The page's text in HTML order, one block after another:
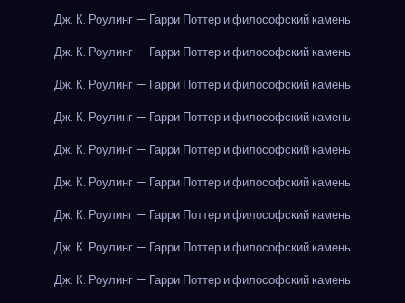
Дж. К. Роулинг — Гарри Поттер и философский камень
Дж. К. Роулинг — Гарри Поттер и философский камень
Дж. К. Роулинг — Гарри Поттер и философский камень
Дж. К. Роулинг — Гарри Поттер и философский камень
Дж. К. Роулинг — Гарри Поттер и философский камень
Дж. К. Роулинг — Гарри Поттер и философский камень
Дж. К. Роулинг — Гарри Поттер и философский камень
Дж. К. Роулинг — Гарри Поттер и философский камень
Дж. К. Роулинг — Гарри Поттер и философский камень